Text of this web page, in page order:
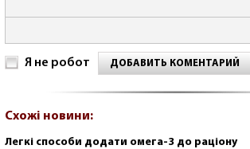
Я не робот ДОБАВИТЬ КОМЕНТАРИЙ
Схожі новини:
Легкі способи додати омега-3 до раціону